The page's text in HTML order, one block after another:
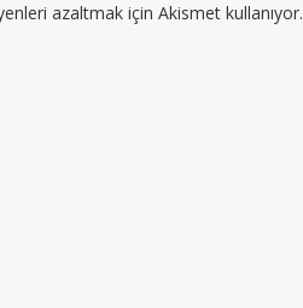
azaltmak için Akismet kullanıyor.